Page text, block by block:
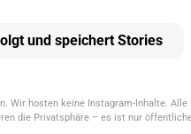
und speichert Stories
Wir hosten keine Instagram-Inhalte. Alle
die Privatsphäre – es ist nur